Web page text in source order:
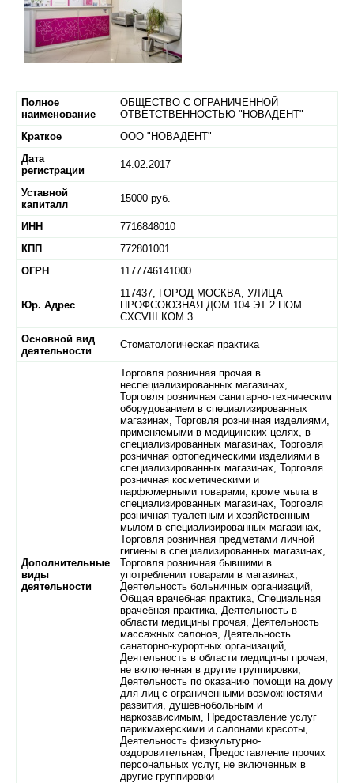
Полное
наименование
ОБЩЕСТВО С ОГРАНИЧЕННОЙ
ОТВЕТСТВЕННОСТЬЮ "НОВАДЕНТ"
Краткое
ООО "НОВАДЕНТ"
Дата
регистрации
14.02.2017
Уставной
капиталл
15000 руб.
ИНН
7716848010
КПП
772801001
ОГРН
1177746141000
Юр. Адрес
117437, ГОРОД МОСКВА, УЛИЦА
ПРОФСОЮЗНАЯ ДОМ 104 ЭТ 2 ПОМ
CXCVIII КОМ 3
Основной вид
деятельности
Стоматологическая практика
Дополнительные
виды
деятельности
Торговля розничная прочая в
неспециализированных магазинах,
Торговля розничная санитарно-техническим
оборудованием в специализированных
магазинах, Торговля розничная изделиями,
применяемыми в медицинских целях, в
специализированных магазинах, Торговля
розничная ортопедическими изделиями в
специализированных магазинах, Торговля
розничная косметическими и
парфюмерными товарами, кроме мыла в
специализированных магазинах, Торговля
розничная туалетным и хозяйственным
мылом в специализированных магазинах,
Торговля розничная предметами личной
гигиены в специализированных магазинах,
Торговля розничная бывшими в
употреблении товарами в магазинах,
Деятельность больничных организаций,
Общая врачебная практика, Специальная
врачебная практика, Деятельность в
области медицины прочая, Деятельность
массажных салонов, Деятельность
санаторно-курортных организаций,
Деятельность в области медицины прочая,
не включенная в другие группировки,
Деятельность по оказанию помощи на дому
для лиц с ограниченными возможностями
развития, душевнобольным и
наркозависимым, Предоставление услуг
парикмахерскими и салонами красоты,
Деятельность физкультурно-
оздоровительная, Предоставление прочих
персональных услуг, не включенных в
другие группировки